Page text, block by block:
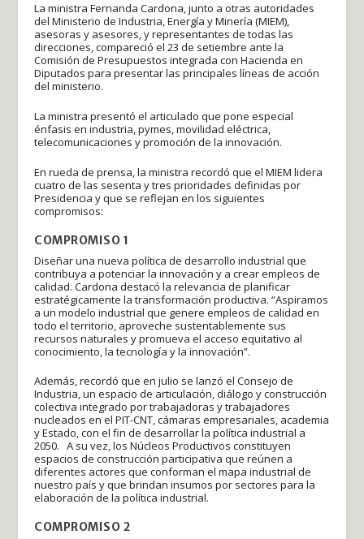
La ministra Fernanda Cardona, junto a otras autoridades
del Ministerio de Industria, Energía y Minería (MIEM),
asesoras y asesores, y representantes de todas las
direcciones, compareció el 23 de setiembre ante la
Comisión de Presupuestos integrada con Hacienda en
Diputados para presentar las principales líneas de acción
del ministerio.
La ministra presentó el articulado que pone especial
énfasis en industria, pymes, movilidad eléctrica,
telecomunicaciones y promoción de la innovación.
En rueda de prensa, la ministra recordó que el MIEM lidera
cuatro de las sesenta y tres prioridades definidas por
Presidencia y que se reflejan en los siguientes
compromisos:
COMPROMISO 1
Diseñar una nueva política de desarrollo industrial que
contribuya a potenciar la innovación y a crear empleos de
calidad. Cardona destacó la relevancia de planificar
estratégicamente la transformación productiva. “Aspiramos
a un modelo industrial que genere empleos de calidad en
todo el territorio, aproveche sustentablemente sus
recursos naturales y promueva el acceso equitativo al
conocimiento, la tecnología y la innovación”.
Además, recordó que en julio se lanzó el Consejo de
Industria, un espacio de articulación, diálogo y construcción
colectiva integrado por trabajadoras y trabajadores
nucleados en el PIT-CNT, cámaras empresariales, academia
y Estado, con el fin de desarrollar la política industrial a
2050. A su vez, los Núcleos Productivos constituyen
espacios de construcción participativa que reúnen a
diferentes actores que conforman el mapa industrial de
nuestro país y que brindan insumos por sectores para la
elaboración de la política industrial.
COMPROMISO 2